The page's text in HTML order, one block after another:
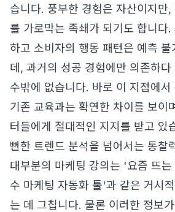
습니다. 풍부한 경험은 자산이지만
를 가로막는 족쇄가 되기도 합니다.
하고 소비자의 행동 패턴은 예측
데, 과거의 성공 경험에만 의존하
수밖에 없습니다. 바로 이 지점에
기존 교육과는 확연한 차이를 보이
터들에게 절대적인 지지를 받고 있
뻔한 트렌드 분석을 넘어서는 통찰
대부분의 마케팅 강의는 '요즘 뜨
수 마케팅 자동화 툴'과 같은 거시
는 데 그칩니다. 물론 이러한 정보